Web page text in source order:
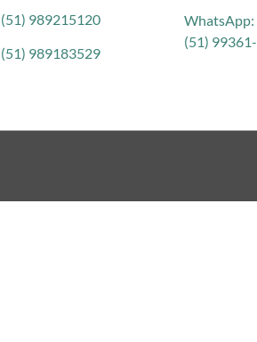
(51) 989215120
(51) 989183529
WhatsApp:
(51)